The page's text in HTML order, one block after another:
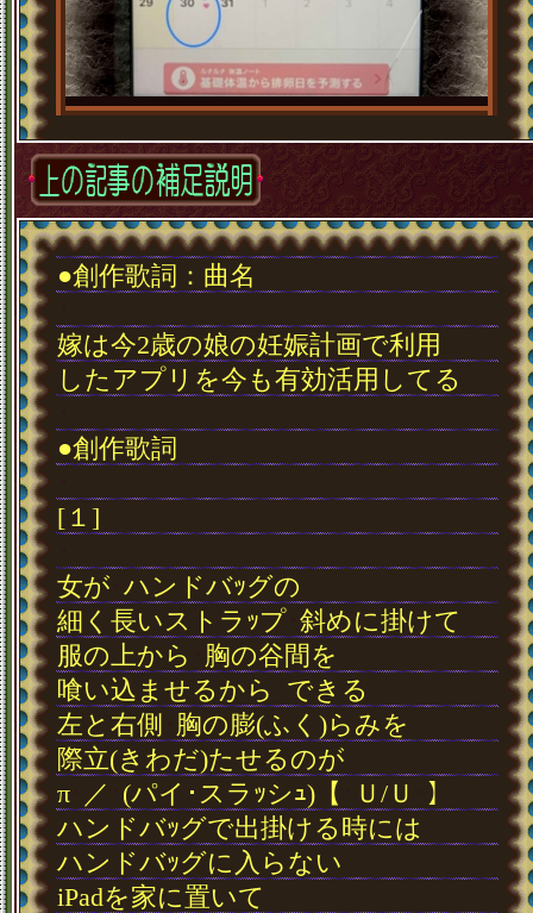
･
●創作歌詞：曲名
嫁は今2歳の娘の妊娠計画で利用
したアプリを今も有効活用してる
●創作歌詞
[１]
女が ハンドバｯグの
細く長いストラｯプ 斜めに掛けて
服の上から
胸の谷間を
喰い込ませるから
できる
左と右側 胸の膨(ふく)らみを
際立(きわだ)たせるのが
π ／ (パイ･スラｯシｭ)【 Ｕ/Ｕ
】
ハンドバｯグで出掛ける時には
ハンドバｯグに入らない
iPadを家に置いて